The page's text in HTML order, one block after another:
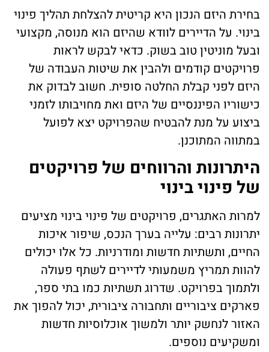
בחירת היזם הנכון היא קריטית להצלחת תהליך פינוי
בינוי. על הדיירים לוודא שהיזם הוא מנוסה, מקצועי
ובעל מוניטין טוב בשוק. כדאי לבקש לראות
פרויקטים קודמים ולהבין את שיטות העבודה של
היזם לפני קבלת החלטה סופית. חשוב לבדוק את
כישוריו הפיננסיים של היזם ואת מחויבותו לזמני
ביצוע על מנת להבטיח שהפרויקט יצא לפועל
במתווה המתוכנן.
היתרונות והרווחים של פרויקטים
של פינוי בינוי
למרות האתגרים, פרויקטים של פינוי בינוי מציעים
יתרונות רבים: עלייה בערך הנכס, שיפור איכות
החיים, ותשתיות חדשות ומודרניות. כל אלו יכולים
להוות תמריץ משמעותי לדיירים לשתף פעולה
ולתמוך בפרויקט. שדרוג תשתיות כמו בתי ספר,
פארקים ציבוריים ותחבורה ציבורית, יכול להפוך את
האזור לנחשק יותר ולמשוך אוכלוסיות חדשות
ומשקיעים נוספים.